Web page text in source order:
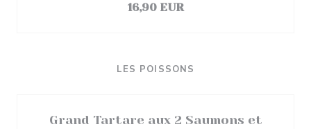
16,90 EUR
LES POISSONS
Grand Tartare aux 2 Saumons et